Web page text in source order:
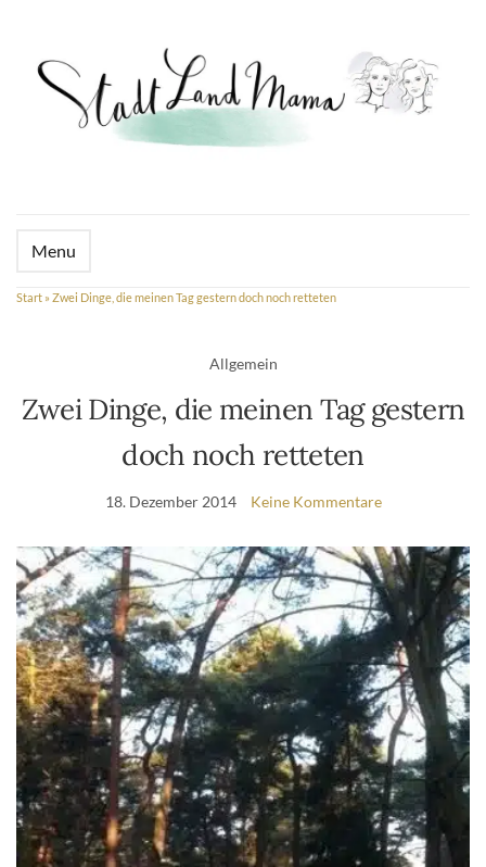
Menu
Start » Zwei Dinge, die meinen Tag gestern doch noch retteten
Allgemein
Zwei Dinge, die meinen Tag gestern
doch noch retteten
18. Dezember 2014 Keine Kommentare